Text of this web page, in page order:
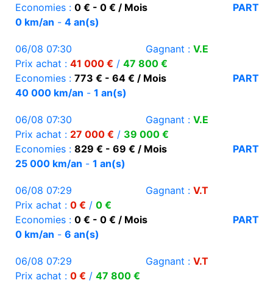
Economies : 0 € - 0 € / Mois
PART
0 km/an - 4 an(s)
06/08 07:30 Gagnant : V.E
Prix achat : 41 000 € / 47 800 €
Economies : 773 € - 64 € / Mois
PART
40 000 km/an - 1 an(s)
06/08 07:30 Gagnant : V.E
Prix achat : 27 000 € / 39 000 €
Economies : 829 € - 69 € / Mois
PART
25 000 km/an - 1 an(s)
06/08 07:29 Gagnant : V.T
Prix achat : 0 € / 0 €
Economies : 0 € - 0 € / Mois
PART
0 km/an - 6 an(s)
06/08 07:29 Gagnant : V.T
Prix achat : 0 € / 47 800 €